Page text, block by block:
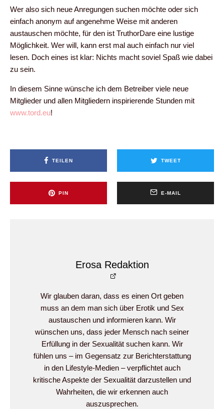
Wer also sich neue Anregungen suchen möchte oder sich
einfach anonym auf angenehme Weise mit anderen
austauschen möchte, für den ist TruthorDare eine lustige
Möglichkeit. Wer will, kann erst mal auch einfach nur viel
lesen. Doch eines ist klar: Nichts macht soviel Spaß wie dabei
zu sein.
In diesem Sinne wünsche ich dem Betreiber viele neue
Mitglieder und allen Mitgliedern inspirierende Stunden mit
www.tord.eu!
TEILEN TWEET
PIN E-MAIL
Erosa Redaktion
Wir glauben daran, dass es einen Ort geben
muss an dem man sich über Erotik und Sex
austauschen und informieren kann. Wir
wünschen uns, dass jeder Mensch nach seiner
Erfüllung in der Sexualität suchen kann. Wir
fühlen uns – im Gegensatz zur Berichterstattung
in den Lifestyle-Medien – verpflichtet auch
kritische Aspekte der Sexualität darzustellen und
Wahrheiten, die wir erkennen auch
auszusprechen.